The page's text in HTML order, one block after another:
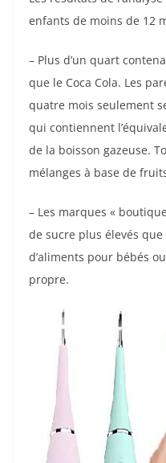
enfants de moins de 12
– Plus d’un quart
que le Coca Cola. Les
quatre mois seulement
qui contiennent
de la boisson gazeuse.
mélanges à base de
– Les marques «
de sucre plus élevés
d’aliments pour bébés
propre.